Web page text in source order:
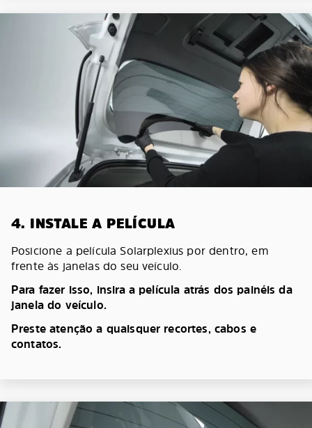
4. INSTALE A PELÍCULA
Posicione a película Solarplexius por dentro, em
frente às janelas do seu veículo.
Para fazer isso, insira a película atrás dos painéis da
janela do veículo.
Preste atenção a quaisquer recortes, cabos e
contatos.